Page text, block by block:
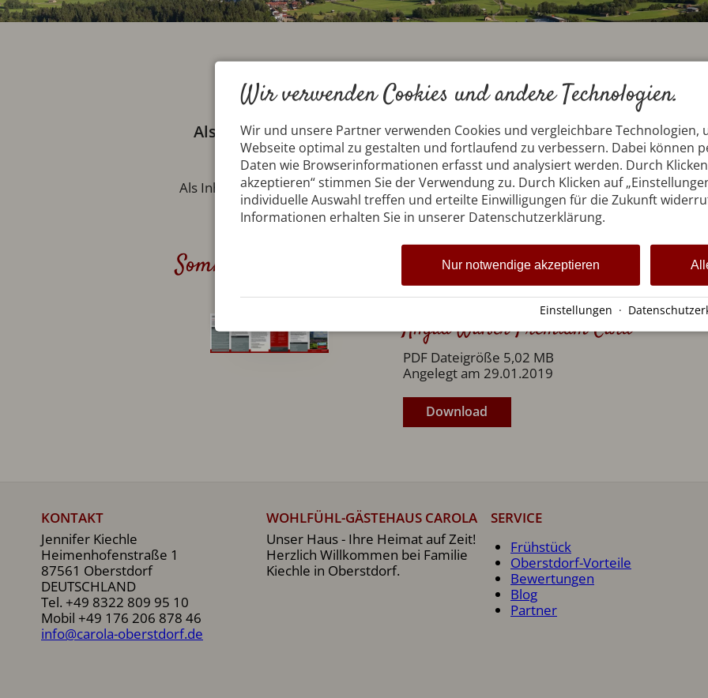
Ihre Oberstdorf-Vorteile
Als Übernachtungsgast in Oberstdorf bekommen Sie bei Ihrer
Premium Card, Ihre Oberstdorfer Gästekarte, von Ihrem
Als Inhaber dieser Karte können Sie eine Vielzahl an kostenlosen und ermäßigten
Eine ausführliche Übersicht bietet Ihnen der Flyer zum
Sommer 2019
Allgäu Walser Premium Card
PDF Dateigröße 5,02 MB
Angelegt am 29.01.2019
Download
KONTAKT
Jennifer Kiechle
Heimenhofenstraße 1
87561 Oberstdorf
DEUTSCHLAND
Tel. +49 8322 809 95 10
Mobil +49 176 206 878 46
info@carola-oberstdorf.de
WOHLFÜHL-GÄSTEHAUS CAROLA
Unser Haus - Ihre Heimat auf Zeit!
Herzlich Willkommen bei Familie
Kiechle in Oberstdorf.
SERVICE
Frühstück
Oberstdorf-Vorteile
Bewertungen
Blog
Partner
Wir verwenden Cookies und andere Technologien.
Wir und unsere Partner verwenden Cookies und vergleichbare Technologien,
Webseite optimal zu gestalten und fortlaufend zu verbessern. Dabei können
Daten wie Browserinformationen erfasst und analysiert werden. Durch
akzeptieren“ stimmen Sie der Verwendung zu. Durch Klicken auf
individuelle Auswahl treffen und erteilte Einwilligungen für die Zukunft
Informationen erhalten Sie in unserer Datenschutzerklärung.
Nur notwendige akzeptieren
Einstellungen ·